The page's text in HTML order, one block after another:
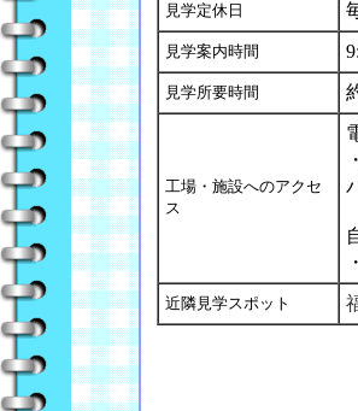
見学定休日
見学案内時間
見学所要時間
工場・施設へのアクセ
ス
近隣見学スポット